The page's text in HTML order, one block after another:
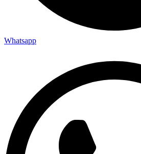
Whatsapp